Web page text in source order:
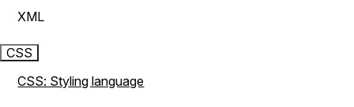
XML
CSS
CSS: Styling language